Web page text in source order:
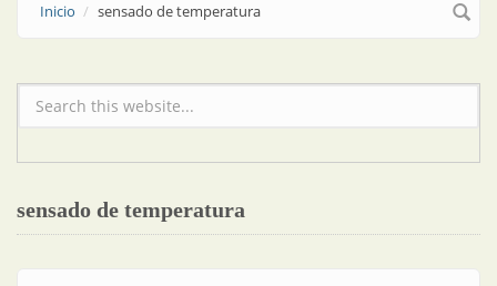
Inicio sensado de temperatura
Formulario de búsqueda
sensado de temperatura